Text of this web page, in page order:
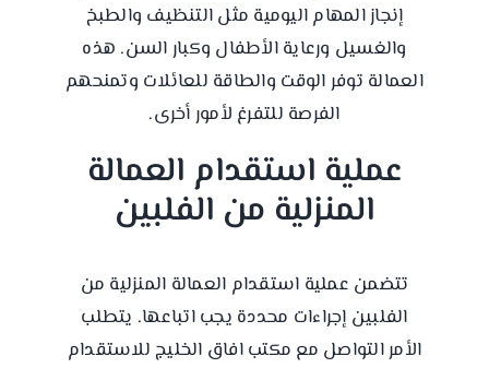
إنجاز المهام اليومية مثل التنظيف والطبخ
والغسيل ورعاية الأطفال وكبار السن. هذه
العمالة توفر الوقت والطاقة للعائلات وتمنحهم
الفرصة للتفرغ لأمور أخرى.
عملية استقدام العمالة
المنزلية من الفلبين
تتضمن عملية استقدام العمالة المنزلية من
الفلبين إجراءات محددة يجب اتباعها. يتطلب
الأمر التواصل مع مكتب افاق الخليج للاستقدام